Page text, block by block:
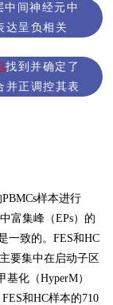
间神经元中
达呈负相关
找到并确定了
并正调控其表
样本进行
富集峰（EPs）的
一致的。FES和HC
要集中在启动子区
基化（HyperM）
和HC样本的710